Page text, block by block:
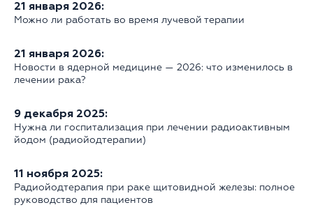
21 января 2026:
Можно ли работать во время лучевой терапии
21 января 2026:
Новости в ядерной медицине — 2026: что изменилось в
лечении рака?
9 декабря 2025:
Нужна ли госпитализация при лечении радиоактивным
йодом (радиойодтерапии)
11 ноября 2025:
Радиойодтерапия при раке щитовидной железы: полное
руководство для пациентов